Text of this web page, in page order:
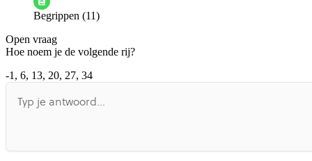
De docent is te langdradig
De uitleg gaat te langzaam
Begrippen (11)
Open vraag
Hoe noem je de volgende rij?
-1, 6, 13, 20, 27, 34